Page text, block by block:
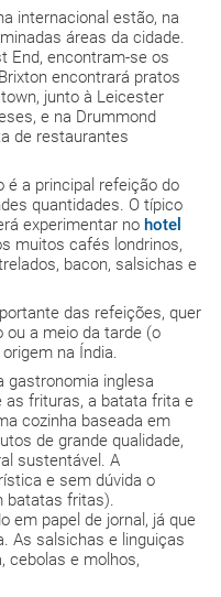
internacional estão, na
áreas da cidade.
End, encontram-se os
encontrará pratos
junto à Leicester
e na Drummond
de restaurantes
é a principal refeição do
quantidades. O típico
experimentar no hotel
muitos cafés londrinos,
bacon, salsichas e
das refeições, quer
ou a meio da tarde (o
na Índia.
gastronomia inglesa
as frituras, a batata frita e
cozinha baseada em
de grande qualidade,
sustentável. A
e sem dúvida o
batatas fritas).
em papel de jornal, já que
As salsichas e linguiças
cebolas e molhos,